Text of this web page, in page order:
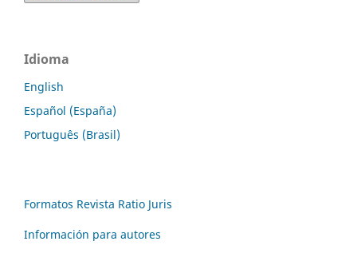
Idioma
English
Español (España)
Português (Brasil)
Formatos Revista Ratio Juris
Información para autores